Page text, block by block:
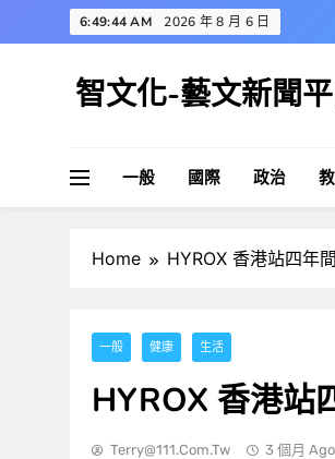
to
6:49:45 AM 2026 年 8 月 6 日
智文化-藝文新聞
一般 國際 政治
Home HYROX 香港站四年
一般 健康 生活
HYROX 香港站
Terry@111.com.tw 3 個月 Ago